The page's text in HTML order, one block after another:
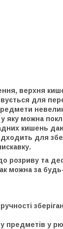
верхня
для
можна
кишень
для
розриву та
можна за
предметів у